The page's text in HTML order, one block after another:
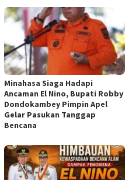
Minahasa Siaga Hadapi
Ancaman El Nino, Bupati Robby
Dondokambey Pimpin Apel
Gelar Pasukan Tanggap
Bencana